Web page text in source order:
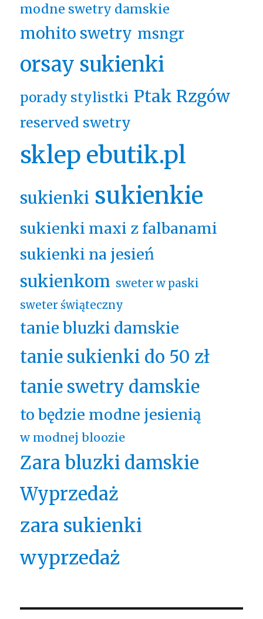
modne swetry damskie
mohito swetry msngr
orsay sukienki
porady stylistki Ptak Rzgów
reserved swetry
sklep ebutik.pl
sukienki sukienkie
sukienki maxi z falbanami
sukienki na jesień
sukienkom sweter w paski
sweter świąteczny
tanie bluzki damskie
tanie sukienki do 50 zł
tanie swetry damskie
to będzie modne jesienią
w modnej bloozie
Zara bluzki damskie
Wyprzedaż
zara sukienki
wyprzedaż